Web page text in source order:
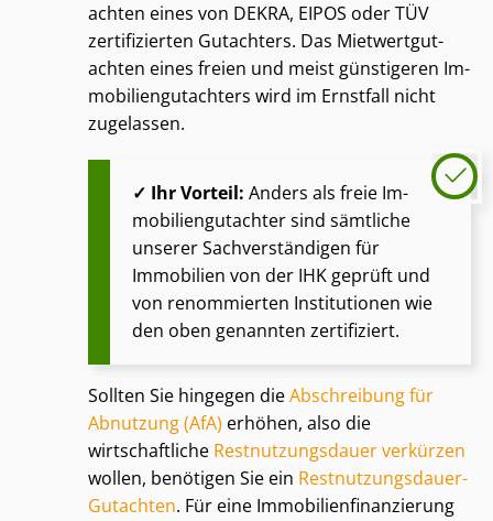
ach­ten eines von DEKRA, EIPOS oder TÜV
zertifizierten Gutachters. Das Miet­wert­gut­
ach­ten eines freien und meist günstigeren Im­
mo­bi­li­en­gut­ach­ters wird im Ernstfall nicht
zugelassen.
✓ Ihr Vorteil: Anders als freie Im­
mo­bi­li­en­gut­ach­ter sind sämtliche
unserer Sach­ver­stän­di­gen für
Immobilien von der IHK geprüft und
von renommierten Institutionen wie
den oben genannten zertifiziert.
Sollten Sie hingegen dieAbschreibung für
Abnutzung (AfA) erhöhen, also die
wirtschaftliche Rest­nut­zungs­dau­er verkürzen
wollen, benötigen Sie ein Rest­nut­zungs­dau­er-
Gutachten. Für eine Im­mo­bi­li­en­fi­nan­zie­rung